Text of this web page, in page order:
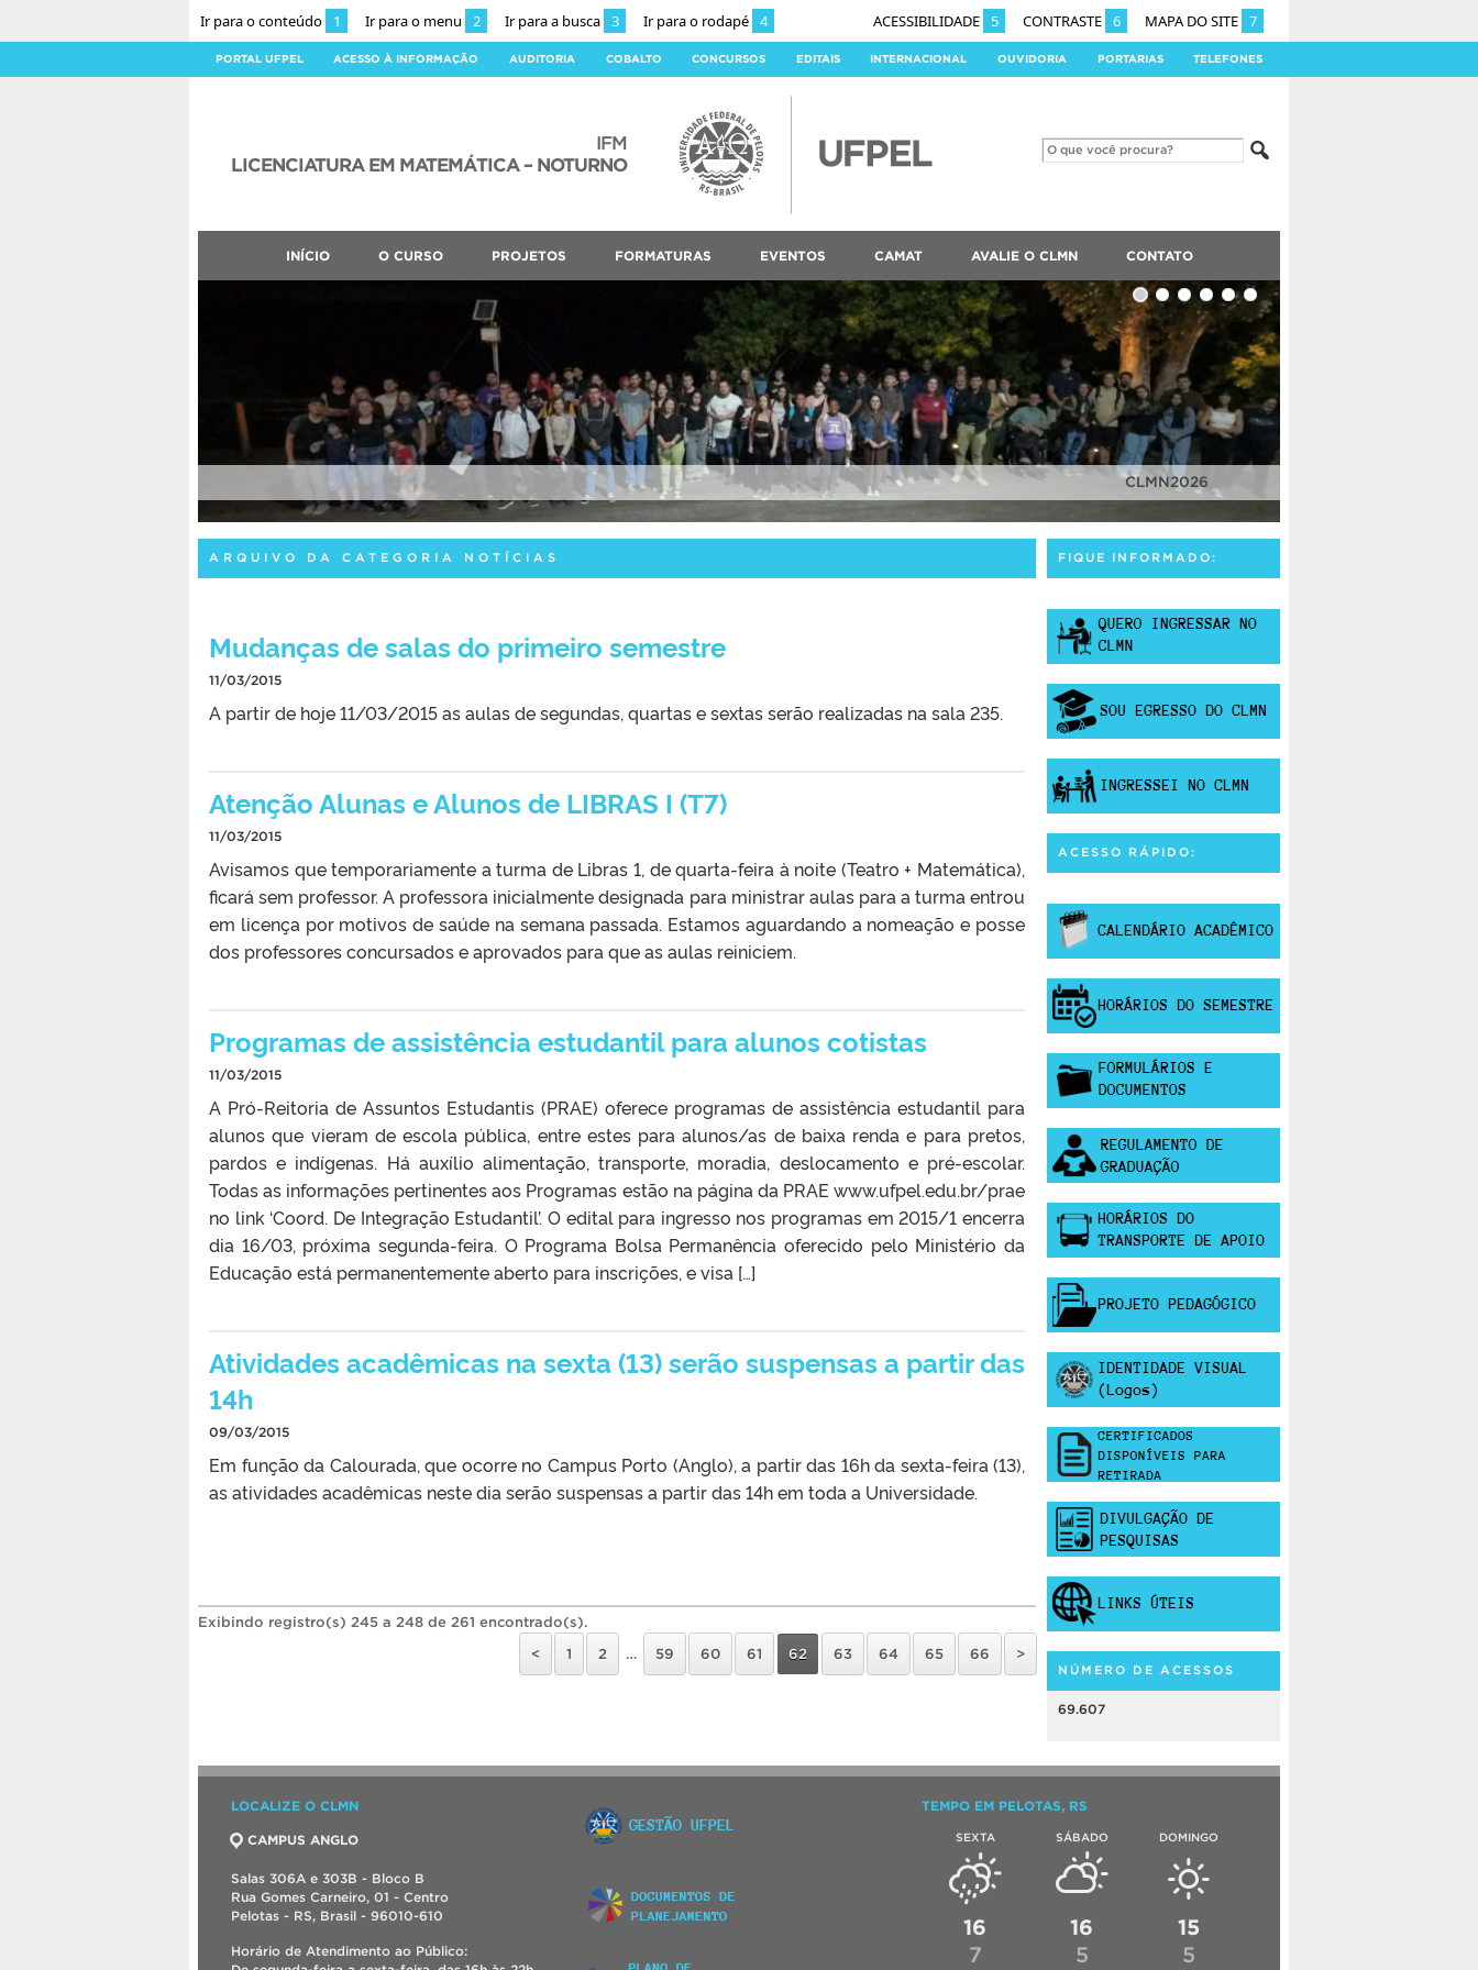
Ir para o conteúdo 1 Ir para o menu 2 Ir para a busca 3 Ir para o rodapé 4 ACESSIBILIDADE 5 CONTRASTE 6 MAPA DO SITE 7
PORTAL UFPEL ACESSO À INFORMAÇÃO AUDITORIA COBALTO CONCURSOS EDITAIS INTERNACIONAL OUVIDORIA PORTARIAS TELEFONES
IFM
LICENCIATURA EM MATEMÁTICA – NOTURNO
INÍCIO O CURSO PROJETOS FORMATURAS EVENTOS CAMAT AVALIE O CLMN CONTATO
CLMN2025
ARQUIVO DA CATEGORIA NOTÍCIAS
Mudanças de salas do primeiro semestre
11/03/2015
A partir de hoje 11/03/2015 as aulas de segundas, quartas e sextas serão realizadas na sala 235.
Atenção Alunas e Alunos de LIBRAS I (T7)
11/03/2015
Avisamos que temporariamente a turma de Libras 1, de quarta-feira à noite (Teatro + Matemática),
ficará sem professor. A professora inicialmente designada para ministrar aulas para a turma entrou
em licença por motivos de saúde na semana passada. Estamos aguardando a nomeação e posse
dos professores concursados e aprovados para que as aulas reiniciem.
Programas de assistência estudantil para alunos cotistas
11/03/2015
A Pró-Reitoria de Assuntos Estudantis (PRAE) oferece programas de assistência estudantil para
alunos que vieram de escola pública, entre estes para alunos/as de baixa renda e para pretos,
pardos e indígenas. Há auxílio alimentação, transporte, moradia, deslocamento e pré-escolar.
Todas as informações pertinentes aos Programas estão na página da PRAE www.ufpel.edu.br/prae
no link ‘Coord. De Integração Estudantil’. O edital para ingresso nos programas em 2015/1 encerra
dia 16/03, próxima segunda-feira. O Programa Bolsa Permanência oferecido pelo Ministério da
Educação está permanentemente aberto para inscrições, e visa […]
Atividades acadêmicas na sexta (13) serão suspensas a partir das
14h
09/03/2015
Em função da Calourada, que ocorre no Campus Porto (Anglo), a partir das 16h da sexta-feira (13),
as atividades acadêmicas neste dia serão suspensas a partir das 14h em toda a Universidade.
Exibindo registro(s) 245 a 248 de 261 encontrado(s).
<
1 2 … 59 60 61 62 63 64 65 66 >
FIQUE INFORMADO:
ACESSO RÁPIDO:
NÚMERO DE ACESSOS
69.607
LOCALIZE O CLMN
CAMPUS ANGLO
Salas 306A e 303B - Bloco B
Rua Gomes Carneiro, 01 - Centro
Pelotas - RS, Brasil - 96010-610
Horário de Atendimento ao Público:
TEMPO EM PELOTAS, RS
SEXTA
16
7
SÁBADO
16
5
DOMINGO
15
5